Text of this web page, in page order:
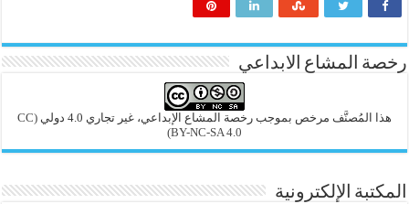
رخصة المشاع الابداعي
هذا المُصنَّف مرخص بموجب رخصة المشاع الإبداعي، غير تجاري 4.0 دولي
(CC
BY-NC-SA 4.0)
المكتبة الإلكترونية